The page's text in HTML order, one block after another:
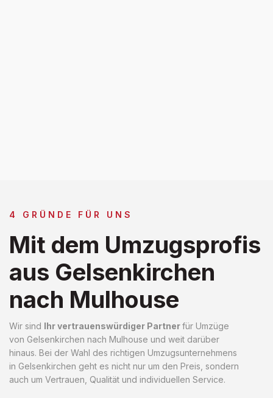
4 GRÜNDE FÜR UNS
Mit dem Umzugsprofis
aus Gelsenkirchen
nach Mulhouse
Wir sind Ihr vertrauenswürdiger Partnerfür Umzüge
von Gelsenkirchen nach Mulhouse und weit darüber
hinaus. Bei der Wahl des richtigen Umzugsunternehmens
in Gelsenkirchen geht es nicht nur um den Preis, sondern
auch um Vertrauen, Qualität und individuellen Service.